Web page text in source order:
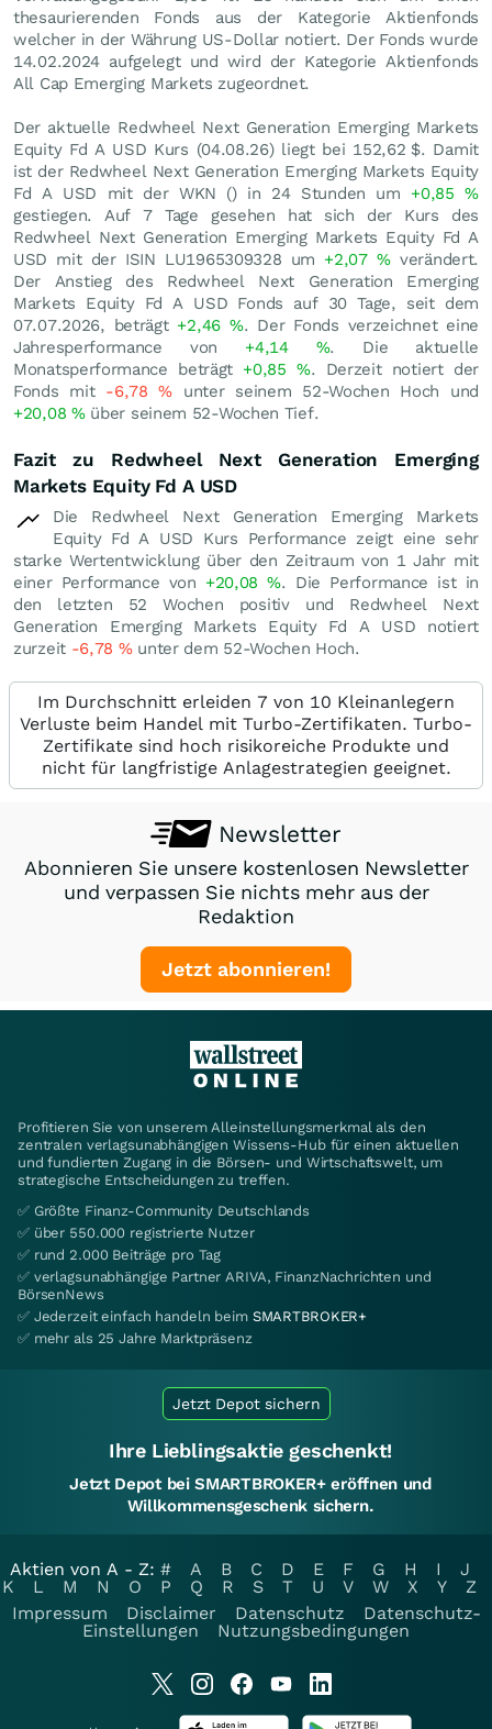
thesaurierenden Fonds aus der Kategorie Aktienfonds
welcher in der Währung US-Dollar notiert. Der Fonds wurde
14.02.2024 aufgelegt und wird der Kategorie Aktienfonds
All Cap Emerging Markets zugeordnet.
Der aktuelle Redwheel Next Generation Emerging Markets
Equity Fd A USD Kurs (04.08.26) liegt bei 152,62 $. Damit
ist der Redwheel Next Generation Emerging Markets Equity
Fd A USD mit der WKN () in 24 Stunden um +0,85%
gestiegen. Auf 7 Tage gesehen hat sich der Kurs des
Redwheel Next Generation Emerging Markets Equity Fd A
USD mit der ISIN LU1965309328 um +2,07%verändert.
Der Anstieg des Redwheel Next Generation Emerging
Markets Equity Fd A USD Fonds auf 30 Tage, seit dem
07.07.2026, beträgt +2,46 %. Der Fonds verzeichnet eine
Jahresperformance von +4,14 %. Die aktuelle
Monatsperformance beträgt +0,85 %. Derzeit notiert der
Fonds mit -6,78% unter seinem 52-Wochen Hoch und
+20,08 %über seinem 52-Wochen Tief.
Fazit zu Redwheel Next Generation Emerging
Markets Equity Fd A USD
Die Redwheel Next Generation Emerging Markets
Equity Fd A USD Kurs Performance zeigt eine sehr
starke Wertentwicklung über den Zeitraum von 1 Jahr mit
einer Performance von +20,08%. Die Performance ist in
den letzten 52 Wochen positiv und Redwheel Next
Generation Emerging Markets Equity Fd A USD notiert
zurzeit -6,78 %unter dem 52-Wochen Hoch.
Im Durchschnitt erleiden 7 von 10 Kleinanlegern
Verluste beim Handel mit Turbo-Zertifikaten. Turbo-
Zertifikate sind hoch risikoreiche Produkte und
nicht für langfristige Anlagestrategien geeignet.
Newsletter
Abonnieren Sie unsere kostenlosen Newsletter
und verpassen Sie nichts mehr aus der
Redaktion
Jetzt abonnieren!
Profitieren Sie von unserem Alleinstellungsmerkmal als den
zentralen verlagsunabhängigen Wissens-Hub für einen aktuellen
und fundierten Zugang in die Börsen- und Wirtschaftswelt, um
strategische Entscheidungen zu treffen.
✅ Größte Finanz-Community Deutschlands
✅ über 550.000 registrierte Nutzer
✅ rund 2.000 Beiträge pro Tag
✅ verlagsunabhängige Partner ARIVA, FinanzNachrichten und
BörsenNews
✅ Jederzeit einfach handeln beim SMARTBROKER+
✅ mehr als 25 Jahre Marktpräsenz
Jetzt Depot sichern
Ihre Lieblingsaktie geschenkt!
Jetzt Depot bei SMARTBROKER+ eröffnen und
Willkommensgeschenk sichern.
Aktien von A - Z: # A B C D E F G H I
J
K
L M N O P Q R S T U V W X Y
Z
Impressum
Disclaimer Datenschutz
Datenschutz-
Einstellungen
Nutzungsbedingungen